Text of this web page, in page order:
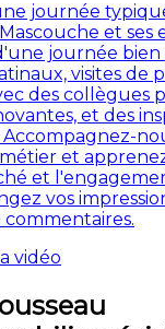
journée
et ses
journée bien
visites de
des collègues
et des
et
et
vos
vidéo